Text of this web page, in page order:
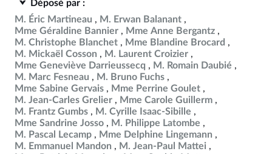
Déposé par :
M. Éric Martineau
M. Erwan Balanant
Mme Géraldine Bannier
Mme Anne Bergantz
M. Christophe Blanchet
Mme Blandine Brocard
M. Mickaël Cosson
M. Laurent Croizier
Mme Geneviève Darrieussecq
M. Romain Daubié
M. Marc Fesneau
M. Bruno Fuchs
Mme Sabine Gervais
Mme Perrine Goulet
M. Jean-Carles Grelier
Mme Carole Guillerm
M. Frantz Gumbs
M. Cyrille Isaac-Sibille
Mme Sandrine Josso
M. Philippe Latombe
M. Pascal Lecamp
Mme Delphine Lingemann
M. Emmanuel Mandon
M. Jean-Paul Mattei